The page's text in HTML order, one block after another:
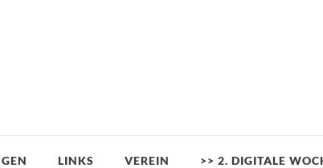
LINKS VEREIN >> 2. DIGITALE